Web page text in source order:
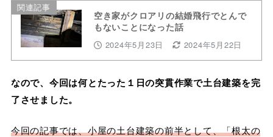
関連記事
空き家がクロアリの結婚飛行でとんで
もないことになった話
2024年5月23日 2024年5月22日
なので、今回は何とたった１日の突貫作業で土台建築を完
了させました。
今回の記事では、小屋の土台建築の前半として、「根太の